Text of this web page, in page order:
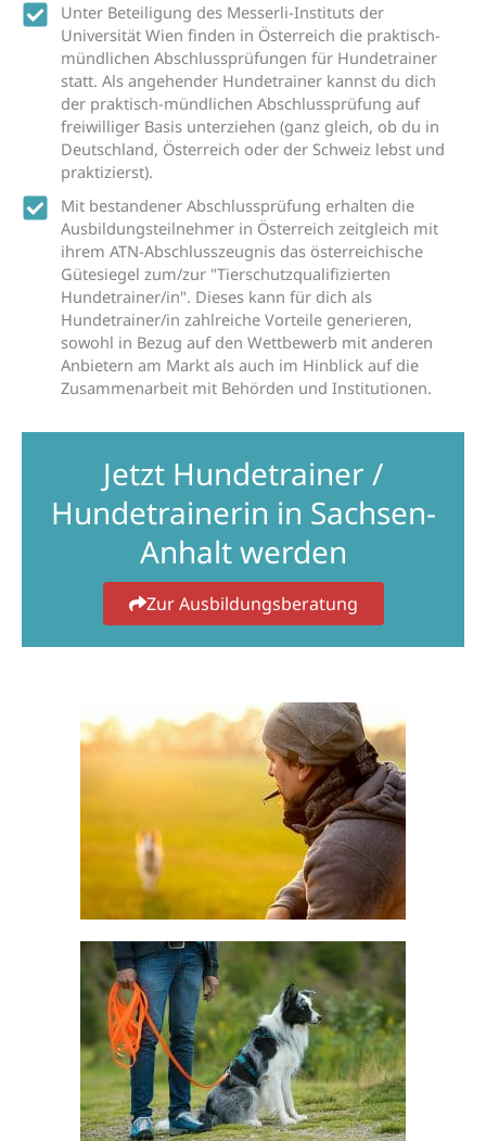
Unter Beteiligung des Messerli-Instituts der
Universität Wien finden in Österreich die praktisch-
mündlichen Abschlussprüfungen für Hundetrainer
statt. Als angehender Hundetrainer kannst du dich
der praktisch-mündlichen Abschlussprüfung auf
freiwilliger Basis unterziehen (ganz gleich, ob du in
Deutschland, Österreich oder der Schweiz lebst und
praktizierst).
Mit bestandener Abschlussprüfung erhalten die
Ausbildungsteilnehmer in Österreich zeitgleich mit
ihrem ATN-Abschlusszeugnis das österreichische
Gütesiegel zum/zur "Tierschutzqualifizierten
Hundetrainer/in". Dieses kann für dich als
Hundetrainer/in zahlreiche Vorteile generieren,
sowohl in Bezug auf den Wettbewerb mit anderen
Anbietern am Markt als auch im Hinblick auf die
Zusammenarbeit mit Behörden und Institutionen.
Jetzt Hundetrainer /
Hundetrainerin in Sachsen-
Anhalt werden
Zur Ausbildungsberatung